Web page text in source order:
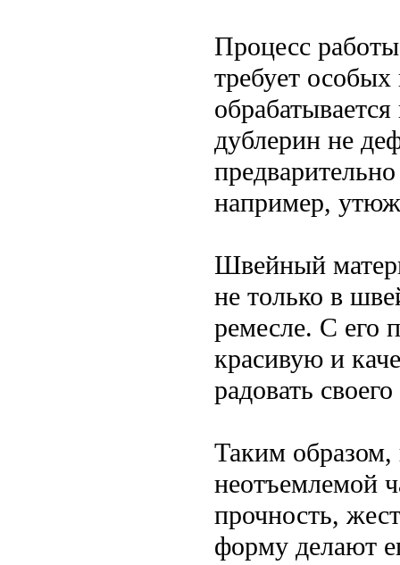
Процесс
требует
дублерин не
например,
Швейный
не только в
ремесле. С его
красивую и
радовать
Таким образом,
неотъемлемой
прочность,
форму делают